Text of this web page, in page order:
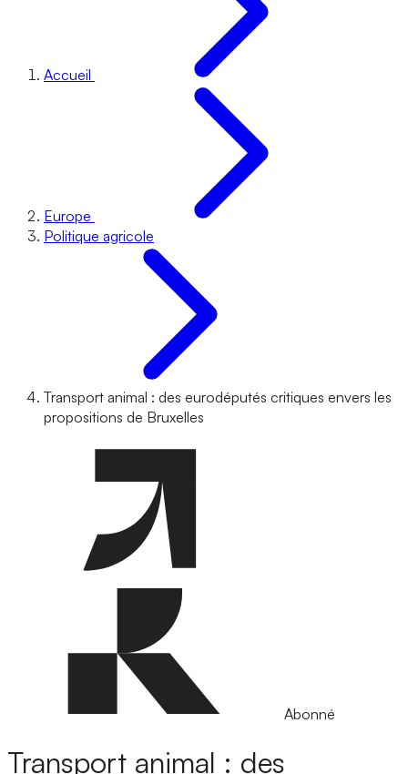
Accueil
Europe
Politique agricole
Transport animal : des eurodéputés critiques envers les
propositions de Bruxelles
Abonné
Transport animal : des